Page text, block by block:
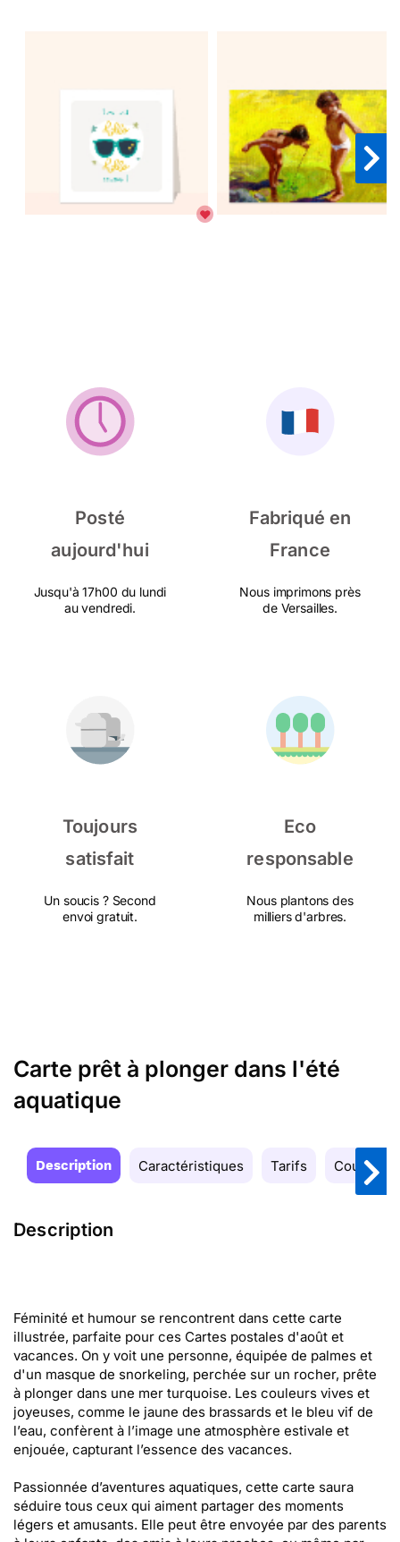
Posté
aujourd'hui
Jusqu'à 17h00 du lundi
au vendredi.
Fabriqué en
France
Nous imprimons près
de Versailles.
Toujours
satisfait
Un soucis ? Second
envoi gratuit.
Eco
responsable
Nous plantons des
milliers d'arbres.
Carte prêt à plonger dans l'été
aquatique
Description Caractéristiques Tarifs Couleurs
Description
Féminité et humour se rencontrent dans cette carte
illustrée, parfaite pour ces Cartes postales d'août et
vacances. On y voit une personne, équipée de palmes et
d'un masque de snorkeling, perchée sur un rocher, prête
à plonger dans une mer turquoise. Les couleurs vives et
joyeuses, comme le jaune des brassards et le bleu vif de
l’eau, confèrent à l’image une atmosphère estivale et
enjouée, capturant l’essence des vacances.
Passionnée d’aventures aquatiques, cette carte saura
séduire tous ceux qui aiment partager des moments
légers et amusants. Elle peut être envoyée par des parents